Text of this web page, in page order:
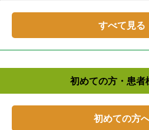
すべて見る
初めての方・患者
初めての方